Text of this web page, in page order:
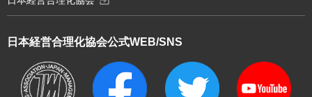
日本経営合理化協会公式WEB/SNS